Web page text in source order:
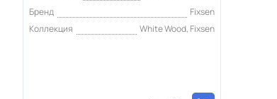
Бренд
Fixsen
Коллекция
White Wood, Fixsen